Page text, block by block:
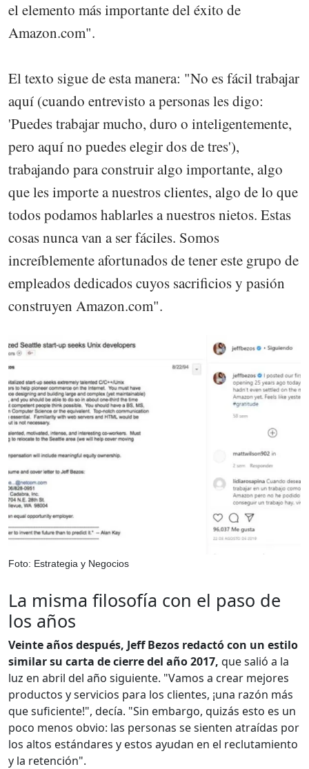
el elemento más importante del éxito de
Amazon.com".
El texto sigue de esta manera: "No es fácil trabajar
aquí (cuando entrevisto a personas les digo:
'Puedes trabajar mucho, duro o inteligentemente,
pero aquí no puedes elegir dos de tres'),
trabajando para construir algo importante, algo
que les importe a nuestros clientes, algo de lo que
todos podamos hablarles a nuestros nietos. Estas
cosas nunca van a ser fáciles. Somos
increíblemente afortunados de tener este grupo de
empleados dedicados cuyos sacrificios y pasión
construyen Amazon.com".
Foto: Estrategia y Negocios
La misma filosofía con el paso de
los años
Veinte años después, Jeff Bezos redactó con un estilo
similar su carta de cierre del año 2017, que salió a la
luz en abril del año siguiente. "Vamos a crear mejores
productos y servicios para los clientes, ¡una razón más
que suficiente!", decía. "Sin embargo, quizás esto es un
poco menos obvio: las personas se sienten atraídas por
los altos estándares y estos ayudan en el reclutamiento
y la retención".